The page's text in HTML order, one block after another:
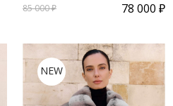
85 000 ₽
78 000 ₽
NEW